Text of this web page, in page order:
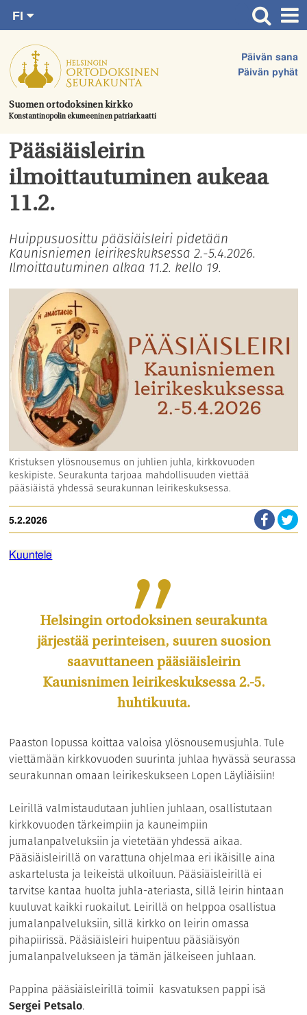
suoraan
sisältöön.
Suomen ortodoksinen kirkko
Konstantinopolin ekumeeninen patriarkaatti
Päivän sana
Päivän pyhät
FI
SV
EN
UA
Etusivu
Ajankohtaista
Juhlat & toimitukset
Kirkot
Apua & tukea
Tule mukaan
Yhteystiedot
Pääsiäisleirin
ilmoittautuminen aukeaa
11.2.
Huippusuosittu pääsiäisleiri pidetään
Kaunisniemen leirikeskuksessa 2.-5.4.2026.
Ilmoittautuminen alkaa 11.2. kello 19.
Kristuksen ylösnousemus on juhlien juhla, kirkkovuoden
keskipiste. Seurakunta tarjoaa mahdollisuuden viettää
pääsiäistä yhdessä seurakunnan leirikeskuksessa.
5.2.2026
Kuuntele
Helsingin ortodoksinen seurakunta
järjestää perinteisen, suuren suosion
saavuttaneen pääsiäisleirin
Kaunisnimen leirikeskuksessa 2.-5.
huhtikuuta.
Paaston lopussa koittaa valoisa ylösnousemusjuhla. Tule
viettämään kirkkovuoden suurinta juhlaa hyvässä seurassa
seurakunnan omaan leirikeskukseen Lopen Läyliäisiin!
Leirillä valmistaudutaan juhlien juhlaan, osallistutaan
kirkkovuoden tärkeimpiin ja kauneimpiin
jumalanpalveluksiin ja vietetään yhdessä aikaa.
Pääsiäisleirillä on varattuna ohjelmaa eri ikäisille aina
askartelusta ja leikeistä ulkoiluun. Pääsiäisleirillä ei
tarvitse kantaa huolta juhla-ateriasta, sillä leirin hintaan
kuuluvat kaikki ruokailut. Leirillä on helppoa osallistua
jumalanpalveluksiin, sillä kirkko on leirin omassa
pihapiirissä. Pääsiäisleiri huipentuu pääsiäisyön
jumalanpalvelukseen ja tämän jälkeiseen juhlaan.
Pappina pääsiäisleirillä toimii kasvatuksen pappi isä
Sergei Petsalo.